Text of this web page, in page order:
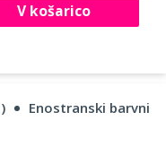
V košarico
Enostranski barvni